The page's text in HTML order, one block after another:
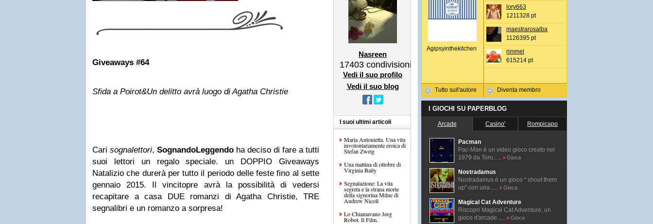
Giveaways #64
Sfida a Poirot&Un delitto avrà luogo di Agatha Christie
Cari sognalettori, SognandoLeggendo ha deciso di fare a tutti
suoi lettori un regalo speciale. un DOPPIO Giveaways
Natalizio che durerà per tutto il periodo delle feste fino al sette
gennaio 2015. Il vincitopre avrà la possibilità di vedersi
recapitare a casa DUE romanzi di Agatha Christie, TRE
segnalibri e un romanzo a sorpresa!
Nasreen
17403 condivisioni
Vedi il suo profilo
Vedi il suo blog
I suoi ultimi articoli
Maria Antonietta. Una vita
involontariamente eroica di
Stefan Zweig
Una mattina di ottobre di
Virginia Baily
Segnalazione: La vita
segreta e la strana morte
della signorina Milne di
Andrew Nicoll
Lo Chiamavano Jeeg
Robot. Il Film.
Agipsyinthekitchen
Tutto sull'autore
lory663
1211328 pt
maestrarosalba
1126395 pt
rimmel
615214 pt
Diventa membro
I GIOCHI SU PAPERBLOG
Arcade Casino' Rompicapo
Pacman
Pac-Man é un video gioco creato nel
1979 da Toru......
Gioca
Nostradamus
Nostradamus è un gioco " shoot them
up" con una......
Gioca
Magical Cat Adventure
Riscopri Magical Cat Adventure, un
gioco d'arcade......
Gioca